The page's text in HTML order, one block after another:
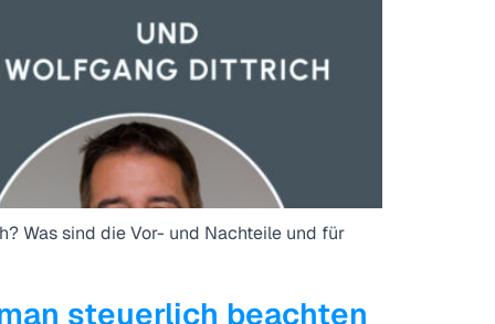
Was sind die Vor- und Nachteile und für
man steuerlich beachten